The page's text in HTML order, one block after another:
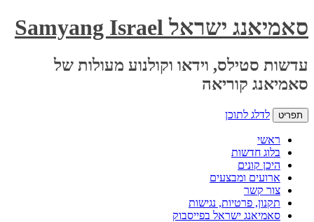
סאמיאנג ישראל Samyang Israel
עדשות סטילס, וידאו וקולנוע מעולות של
סאמיאנג קוריאה
תפריט לדלג לתוכן
ראשי
בלוג חדשות
היכן קונים
ארועים ומבצעים
צור קשר
תקנון, פרטיות, נגישות
סאמיאנג ישראל בפייסבוק